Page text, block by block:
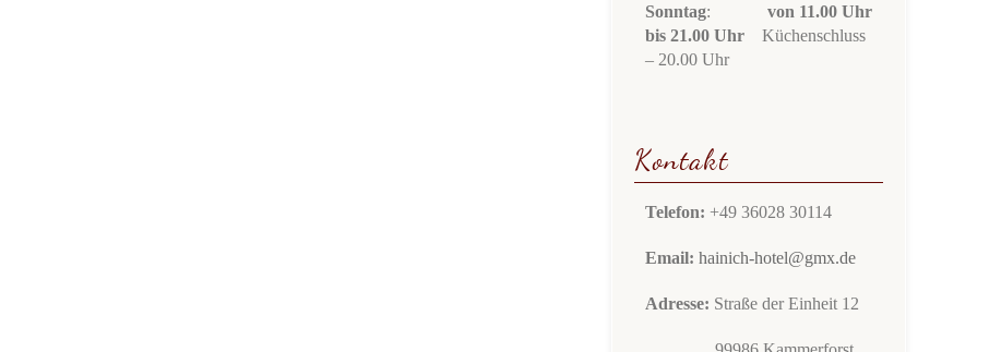
Sonntag: von 11.00 Uhr
bis 21.00 Uhr
Küchenschluss
– 20.00 Uhr
Kontakt
Telefon: +49 36028 30114
Email: hainich-hotel@gmx.de
Adresse: Straße der Einheit 12